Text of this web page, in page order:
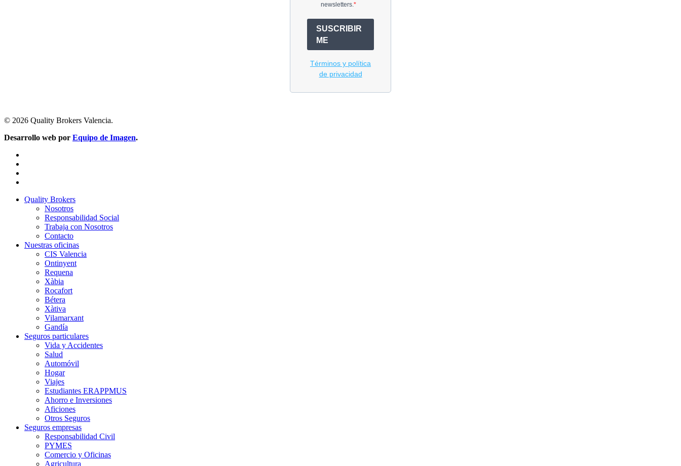
© 2026 Quality Brokers Valencia.
Desarrollo web por Equipo de Imagen.
Close
Quality Brokers
Nosotros
Responsabilidad Social
Trabaja con Nosotros
Contacto
Nuestras oficinas
CIS Valencia
Ontinyent
Requena
Xàbia
Rocafort
Bétera
Xàtiva
Vilamarxant
Gandía
Seguros particulares
Vida y Accidentes
Salud
Automóvil
Hogar
Viajes
Estudiantes ERAPPMUS
Ahorro e Inversiones
Aficiones
Otros Seguros
Seguros empresas
Responsabilidad Civil
PYMES
Comercio y Oficinas
Agricultura